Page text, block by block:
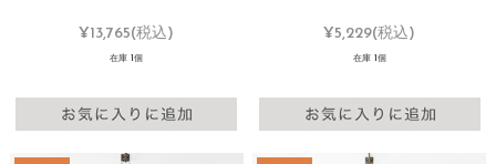
¥13,765(税込)
在庫 1個
¥5,229(税込)
在庫 1個